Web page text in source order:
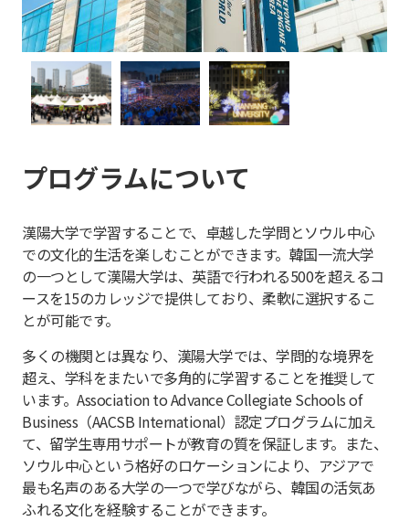
プログラムについて
漢陽大学で学習することで、卓越した学問とソウル中心
での文化的生活を楽しむことができます。韓国一流大学
の一つとして漢陽大学は、英語で行われる500を超えるコ
ースを15のカレッジで提供しており、柔軟に選択するこ
とが可能です。
多くの機関とは異なり、漢陽大学では、学問的な境界を
超え、学科をまたいで多角的に学習することを推奨して
います。Association to Advance Collegiate Schools of
Business（AACSB International）認定プログラムに加え
て、留学生専用サポートが教育の質を保証します。また、
ソウル中心という格好のロケーションにより、アジアで
最も名声のある大学の一つで学びながら、韓国の活気あ
ふれる文化を経験することができます。